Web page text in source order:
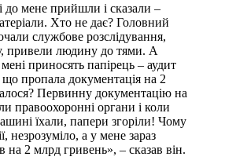
до мене прийшли і сказали –
Хто не дає? Головний
службове розслідування,
привели людину до тями. А
приносять папірець – аудит
пропала документація на 2
Первинну документацію на
правоохоронні органи і коли
їхали, папери згоріли! Чому
незрозуміло, а у мене зараз
на 2 млрд гривень», – сказав він.